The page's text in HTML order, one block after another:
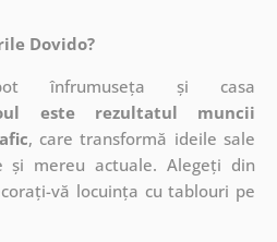
Dovido?
înfrumuseța și casa
este rezultatul muncii
, caretransformă ideile sale
mereu actuale. Alegeți din
vă locuința cu tablouri pe